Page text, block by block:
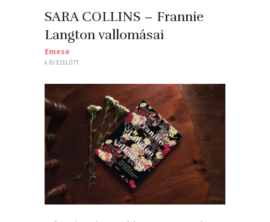
SARA COLLINS – Frannie
Langton vallomásai
Emese
6 ÉV EZELŐTT